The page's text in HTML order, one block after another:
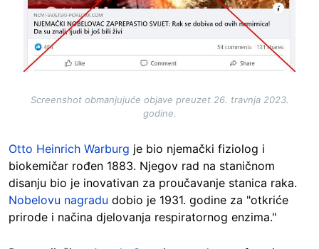
Screenshot obmanjujuće objave preuzet 26. travnja 2023.
godine.
Otto Heinrich Warburg je bio njemački fiziolog i
biokemičar rođen 1883. Njegov rad na staničnom
disanju bio je inovativan za proučavanje stanica raka.
Nobelovu nagradu dobio je 1931. godine za "otkriće
prirode i načina djelovanja respiratornog enzima."